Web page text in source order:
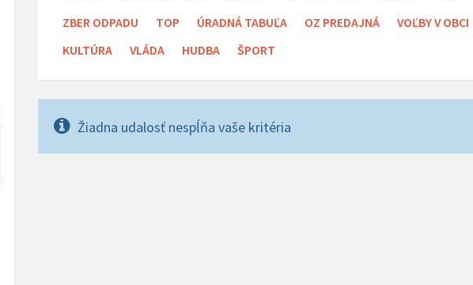
ZBER ODPADU
TOP ÚRADNÁ TABUĽA OZ PREDAJNÁ
VOĽBY V OBCI
KULTÚRA
VLÁDA HUDBA ŠPORT
Žiadna udalosť nespĺňa vaše kritéria